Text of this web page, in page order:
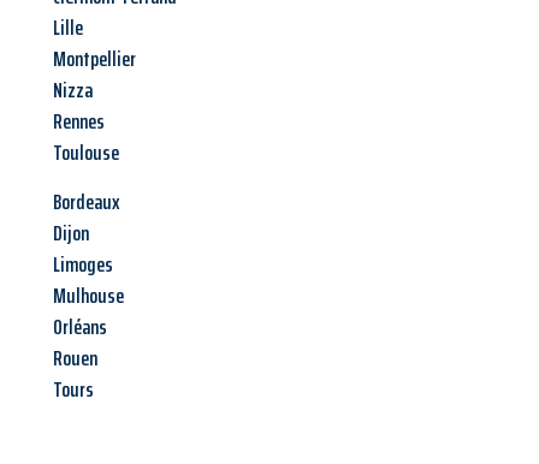
Lille
Montpellier
Nizza
Rennes
Toulouse
Bordeaux
Dijon
Limoges
Mulhouse
Orléans
Rouen
Tours